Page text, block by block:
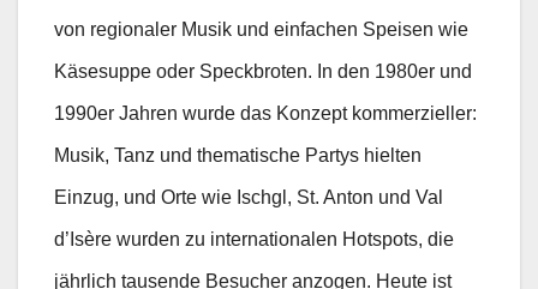
von regionaler Musik und einfachen Speisen wie
Käsesuppe oder Speckbroten. In den 1980er und
1990er Jahren wurde das Konzept kommerzieller:
Musik, Tanz und thematische Partys hielten
Einzug, und Orte wie Ischgl, St. Anton und Val
d’Isère wurden zu internationalen Hotspots, die
jährlich tausende Besucher anzogen. Heute ist